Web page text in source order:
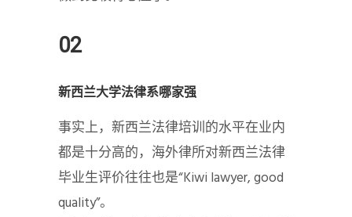
02
新西兰大学法律系哪家强
事实上，新西兰法律培训的水平在业内
都是十分高的，海外律所对新西兰法律
毕业生评价往往也是“Kiwi lawyer, good
quality”。